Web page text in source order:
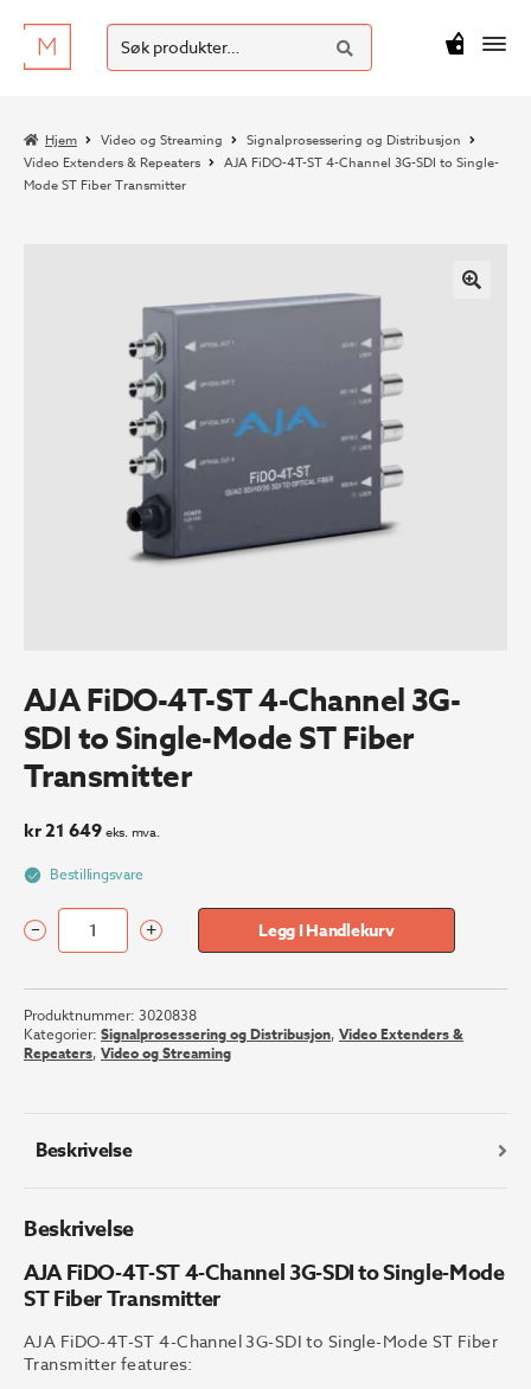
Hopp
til
Hopp
til
Søk
etter:
SØK
kr0
Hjem Video og Streaming
Signalprosessering og Distribusjon
Video Extenders & Repeaters
AJA FiDO-4T-ST 4-Channel 3G-SDI to Single-
Mode ST Fiber Transmitter
AJA FiDO-4T-ST 4-Channel 3G-
SDI to Single-Mode ST Fiber
Transmitter
kr21 649 eks. mva.
Bestillingsvare
AJA
4T-
ST
4-
to
ST
Transmitter
antall
– + Legg I Handlekurv
Produktnummer: 3020838
Kategorier: Signalprosessering og Distribusjon, Video Extenders &
Repeaters, Video og Streaming
Beskrivelse
Beskrivelse
AJA FiDO-4T-ST 4-Channel 3G-SDI to Single-Mode
ST Fiber Transmitter
AJA FiDO-4T-ST 4-Channel 3G-SDI to Single-Mode ST Fiber
Transmitter features: